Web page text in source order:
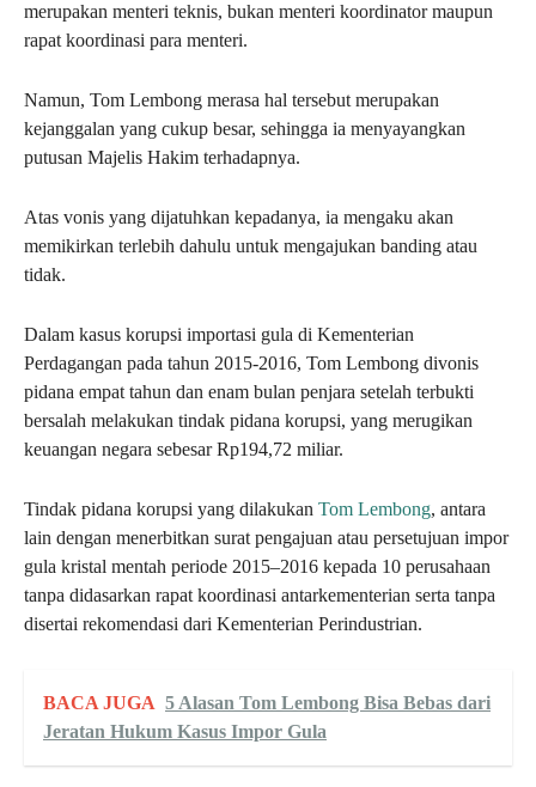
merupakan menteri teknis, bukan menteri koordinator maupun
rapat koordinasi para menteri.
Namun, Tom Lembong merasa hal tersebut merupakan
kejanggalan yang cukup besar, sehingga ia menyayangkan
putusan Majelis Hakim terhadapnya.
Atas vonis yang dijatuhkan kepadanya, ia mengaku akan
memikirkan terlebih dahulu untuk mengajukan banding atau
tidak.
Dalam kasus korupsi importasi gula di Kementerian
Perdagangan pada tahun 2015-2016, Tom Lembong divonis
pidana empat tahun dan enam bulan penjara setelah terbukti
bersalah melakukan tindak pidana korupsi, yang merugikan
keuangan negara sebesar Rp194,72 miliar.
Tindak pidana korupsi yang dilakukan Tom Lembong, antara
lain dengan menerbitkan surat pengajuan atau persetujuan impor
gula kristal mentah periode 2015–2016 kepada 10 perusahaan
tanpa didasarkan rapat koordinasi antarkementerian serta tanpa
disertai rekomendasi dari Kementerian Perindustrian.
BACA JUGA 5 Alasan Tom Lembong Bisa Bebas dari
Jeratan Hukum Kasus Impor Gula